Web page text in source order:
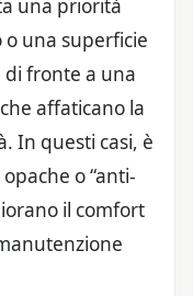
una priorità
una superficie
di fronte a una
affaticano la
In questi casi, è
o “anti-
il comfort